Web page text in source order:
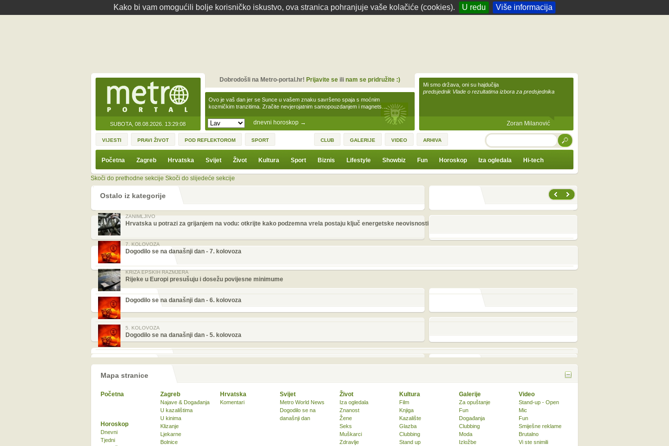
Kako bi vam omogućili bolje korisničko iskustvo, ova stranica pohranjuje vaše kolačiće (cookies). U redu Više informacija
SUBOTA, 08.08.2026. 13:29:08 dnevni horoskop →
Ovo je vaš dan jer se Sunce u vašem znaku savršeno spaja s moćnim
kozmičkim tranzitima. Zračite nevjerojatnim samopouzdanjem i magnets…
Dobrodošli na Metro-portal.hr! Prijavite seili nam se pridružite :)
Mi smo država, oni su hajdučija
predsjednik Vlade o rezultatima izbora za predsjednika
Zoran Milanović
VIJESTI PRAVI ŽIVOT POD REFLEKTOROM SPORT CLUB GALERIJE VIDEO ARHIVA TRAŽI
Početna Zagreb Hrvatska Svijet Život Kultura Sport Biznis Lifestyle Showbiz Fun Horoskop Iza ogledala Hi-tech
Skoči do prethodne sekcije Skoči do slijedeće sekcije
Ostalo iz kategorije
ZANIMLJIVO
Hrvatska u potrazi za grijanjem na vodu: otkrijte kako podzemna vrela postaju ključ energetske neovisnosti
7. KOLOVOZA
Dogodilo se na današnji dan - 7. kolovoza
KRIZA EPSKIH RAZMJERA
Rijeke u Europi presušuju i dosežu povijesne minimume
Dogodilo se na današnji dan - 6. kolovoza
5. KOLOVOZA
Dogodilo se na današnji dan - 5. kolovoza
Mapa stranice
Početna Zagreb
Najave & Događanja
U kazalištima
U kinima
Klizanje
Ljekarne
Bolnice
Hrvatska
Komentari
Svijet
Metro World News
Dogodilo se na
današnji dan
Život
Iza ogledala
Znanost
Žene
Seks
Muškarci
Zdravlje
Kultura
Film
Knjiga
Kazalište
Glazba
Clubbing
Stand up
Horoskop
Dnevni
Tjedni
Galerije
Za opuštanje
Fun
Događanja
Clubbing
Moda
Izložbe
Video
Stand-up - Open
Mic
Fun
Smiješne reklame
Brutalno
Vi ste snimili